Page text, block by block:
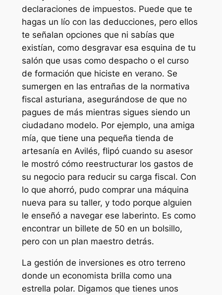
declaraciones de impuestos. Puede que te
hagas un lío con las deducciones, pero ellos
te señalan opciones que ni sabías que
existían, como desgravar esa esquina de tu
salón que usas como despacho o el curso
de formación que hiciste en verano. Se
sumergen en las entrañas de la normativa
fiscal asturiana, asegurándose de que no
pagues de más mientras sigues siendo un
ciudadano modelo. Por ejemplo, una amiga
mía, que tiene una pequeña tienda de
artesanía en Avilés, flipó cuando su asesor
le mostró cómo reestructurar los gastos de
su negocio para reducir su carga fiscal. Con
lo que ahorró, pudo comprar una máquina
nueva para su taller, y todo porque alguien
le enseñó a navegar ese laberinto. Es como
encontrar un billete de 50 en un bolsillo,
pero con un plan maestro detrás.
La gestión de inversiones es otro terreno
donde un economista brilla como una
estrella polar. Digamos que tienes unos